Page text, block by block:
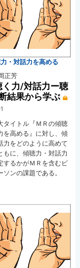
・対話力を高める
正芳
く力/対話力ー聴
結果から学ぶ
タイトル『ＭＲの傾聴
を高める』に対し、傾
力をどのように高めて
もに、傾聴力・対話力
するかがＭＲを含むビ
ソンの課題である。